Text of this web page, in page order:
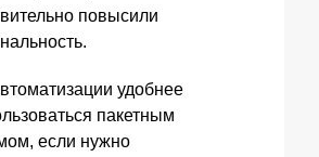
повысили
удобнее
пакетным
если нужно